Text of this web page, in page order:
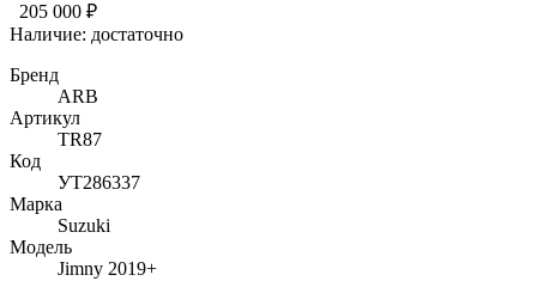
205 000 ₽
Наличие: достаточно
Бренд
ARB
Артикул
TR87
Код
УТ286337
Марка
Suzuki
Модель
Jimny 2019+